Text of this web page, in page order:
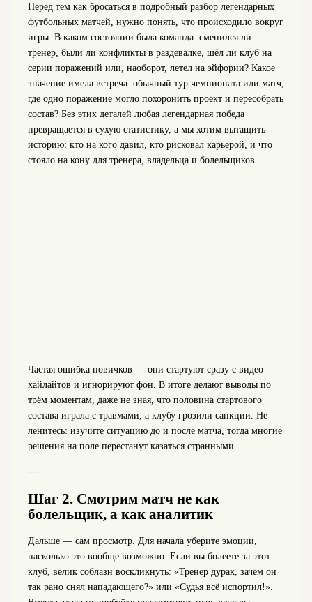
Перед тем как бросаться в подробный разбор легендарных
футбольных матчей, нужно понять, что происходило вокруг
игры. В каком состоянии была команда: сменился ли
тренер, были ли конфликты в раздевалке, шёл ли клуб на
серии поражений или, наоборот, летел на эйфории? Какое
значение имела встреча: обычный тур чемпионата или матч,
где одно поражение могло похоронить проект и пересобрать
состав? Без этих деталей любая легендарная победа
превращается в сухую статистику, а мы хотим вытащить
историю: кто на кого давил, кто рисковал карьерой, и что
стояло на кону для тренера, владельца и болельщиков.
Частая ошибка новичков — они стартуют сразу с видео
хайлайтов и игнорируют фон. В итоге делают выводы по
трём моментам, даже не зная, что половина стартового
состава играла с травмами, а клубу грозили санкции. Не
ленитесь: изучите ситуацию до и после матча, тогда многие
решения на поле перестанут казаться странными.
---
Шаг 2. Смотрим матч не как
болельщик, а как аналитик
Дальше — сам просмотр. Для начала уберите эмоции,
насколько это вообще возможно. Если вы болеете за этот
клуб, велик соблазн воскликнуть: «Тренер дурак, зачем он
так рано снял нападающего?» или «Судья всё испортил!».